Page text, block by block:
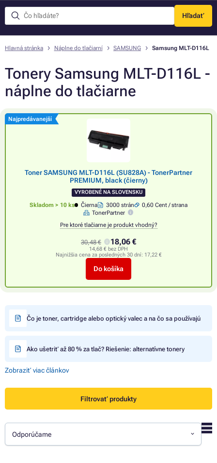
Hľadať
Menu
Hlavná stránka Náplne do tlačiarní SAMSUNG Samsung MLT-D116L
Tonery Samsung MLT-D116L -
náplne do tlačiarne
Najpredávanejší
Toner SAMSUNG MLT-D116L (SU828A) - TonerPartner
PREMIUM, black (čierny)
VYROBENÉ NA SLOVENSKU
Skladom > 10 ks Čierna 3000 strán
0,60 Cent / strana
TonerPartner
Pre ktoré tlačiarne je produkt vhodný?
30,48 € 18,06 €
14,68 € bez DPH
Najnižšia cena za posledných 30 dní: 17,22 €
Do košíka
Čo je toner, cartridge alebo optický valec a na čo sa používajú
Ako ušetriť až 80 % za tlač? Riešenie: alternatívne tonery
Zobraziť viac článkov
Filtrovať produkty
Odporúčame